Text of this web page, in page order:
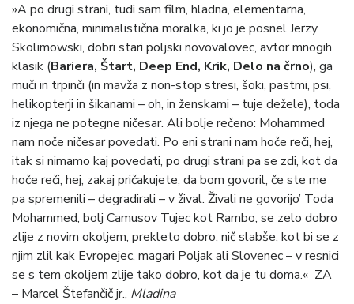
»A po drugi strani, tudi sam film, hladna, elementarna,
ekonomična, minimalistična moralka, ki jo je posnel Jerzy
Skolimowski, dobri stari poljski novovalovec, avtor mnogih
klasik (Bariera, Štart, Deep End, Krik, Delo na črno), ga
muči in trpinči (in mavža z non-stop stresi, šoki, pastmi, psi,
helikopterji in šikanami – oh, in ženskami – tuje dežele), toda
iz njega ne potegne ničesar. Ali bolje rečeno: Mohammed
nam noče ničesar povedati. Po eni strani nam hoče reči, hej,
itak si nimamo kaj povedati, po drugi strani pa se zdi, kot da
hoče reči, hej, zakaj pričakujete, da bom govoril, če ste me
pa spremenili – degradirali – v žival. Živali ne govorijo’ Toda
Mohammed, bolj Camusov Tujec kot Rambo, se zelo dobro
zlije z novim okoljem, prekleto dobro, nič slabše, kot bi se z
njim zlil kak Evropejec, magari Poljak ali Slovenec – v resnici
se s tem okoljem zlije tako dobro, kot da je tu doma.« ZA
– Marcel Štefančič jr., Mladina